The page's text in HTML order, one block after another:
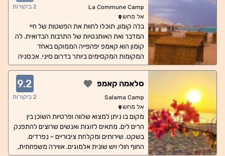
La Commune Camp
אל מחש
2 ביקורות
בלה קומון, תוכלו לחוות את הפשטות של חיי
המדבר ואת האותנטיות של התרבות הבדואית. לה
קומון הוא קאמפ יפהפייה הממוקם באחד
המקומות המקסימים ביותר בדרום סיני. אכסניה
זו נוצרה על ידי קבוצה של מצרים צעירים בתקווה
להוסיף ערך לחוויית הטיול שלכם במצרים תוך
כדי הבאת טעם חדש של פשטות ושלמות שבה
אתם יכולים פשוט לשבת בחיבוק ידיים, להירגע
וליהנות מהנוף הייחודי והטבעי של סיני. במחנה
שלנו יש קבוצת בקתות נעימות על שפת הים -
שם לכל בקתה יש אופי משלה. הצריפים מצוידים
במיטות, שידות לילה, אורות וחשמל. הרי סיני הם
החצר האחורית שלנו והים האדום הוא המרפסת
סלאמה קאמפ
Salama Camp
אל מחש
9.2
2 ביקורות
מקום בו ניתן למצוא שלווה ופרטיות השוכן בין
הרים לים. מתאים לזוגות ואנשים שרוצים להתפנק
בשקט. שירותים ומקלחת ציבוריים - נפרדים.
החוף חולי ויש שונית אלמוגים. אווירה משפחתית,